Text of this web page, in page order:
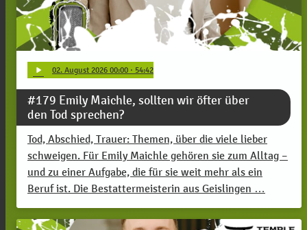
play_arrow 02. August 2026 00:00 · 54:42
#179 Emily Maichle, sollten wir öfter über
den Tod sprechen?
Tod, Abschied, Trauer: Themen, über die viele lieber
schweigen. Für Emily Maichle gehören sie zum Alltag –
und zu einer Aufgabe, die für sie weit mehr als ein
Beruf ist. Die Bestattermeisterin aus Geislingen …